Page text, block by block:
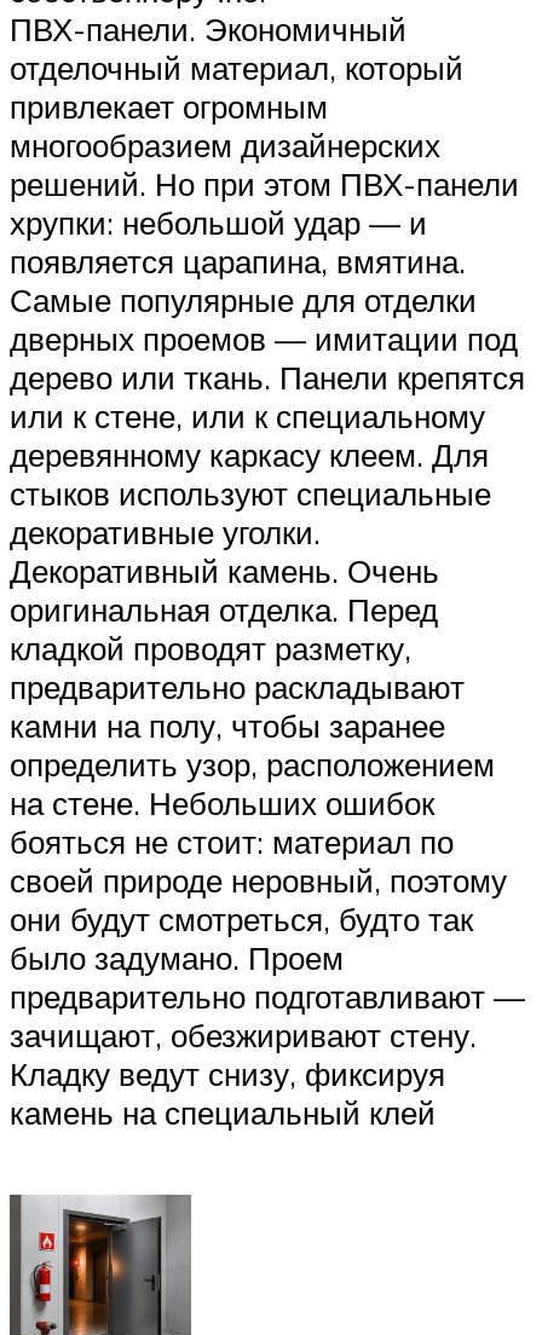
ПВХ-панели. Экономичный
отделочный материал, который
привлекает огромным
многообразием дизайнерских
решений. Но при этом ПВХ-панели
хрупки: небольшой удар — и
появляется царапина, вмятина.
Самые популярные для отделки
дверных проемов — имитации под
дерево или ткань. Панели крепятся
или к стене, или к специальному
деревянному каркасу клеем. Для
стыков используют специальные
декоративные уголки.
Декоративный камень. Очень
оригинальная отделка. Перед
кладкой проводят разметку,
предварительно раскладывают
камни на полу, чтобы заранее
определить узор, расположением
на стене. Небольших ошибок
бояться не стоит: материал по
своей природе неровный, поэтому
они будут смотреться, будто так
было задумано. Проем
предварительно подготавливают —
зачищают, обезжиривают стену.
Кладку ведут снизу, фиксируя
камень на специальный клей